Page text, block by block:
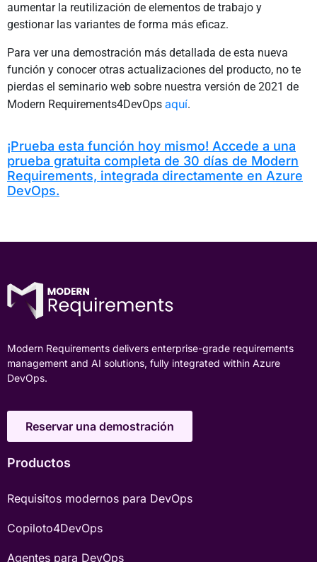
aumentar la reutilización de elementos de trabajo y
gestionar las variantes de forma más eficaz.
Para ver una demostración más detallada de esta nueva
función y conocer otras actualizaciones del producto, no te
pierdas el seminario web sobre nuestra versión de 2021 de
Modern Requirements4DevOps aquí.
¡Prueba esta función hoy mismo! Accede a una
prueba gratuita completa de 30 días de Modern
Requirements, integrada directamente en Azure
DevOps.
Modern Requirements delivers enterprise-grade requirements
management and AI solutions, fully integrated within Azure
DevOps.
Reservar una demostración
Productos
Requisitos modernos para DevOps
Copiloto4DevOps
Agentes para DevOps